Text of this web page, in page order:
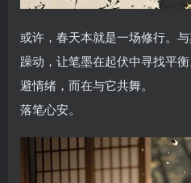
或许，春天本就是一场修行。
躁动，让笔墨在起伏中寻找平
避情绪，而在与它共
落笔心安。